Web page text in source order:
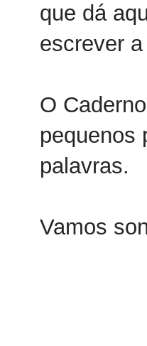
que dá
escrever
O
pequenos
palavras.
Vamos